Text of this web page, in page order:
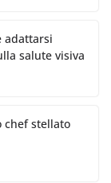
adattarsi
salute visiva
chef stellato